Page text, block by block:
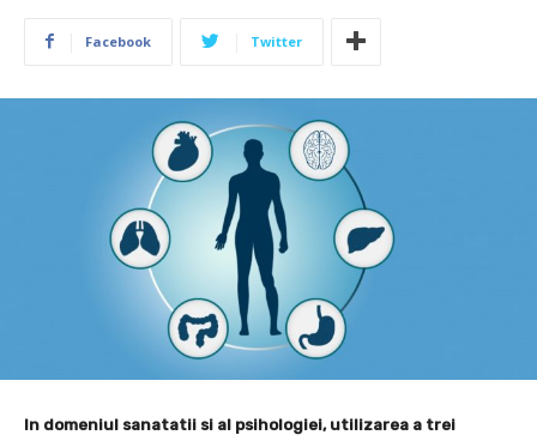
Facebook Twitter
In domeniul sanatatii si al psihologiei, utilizarea a trei